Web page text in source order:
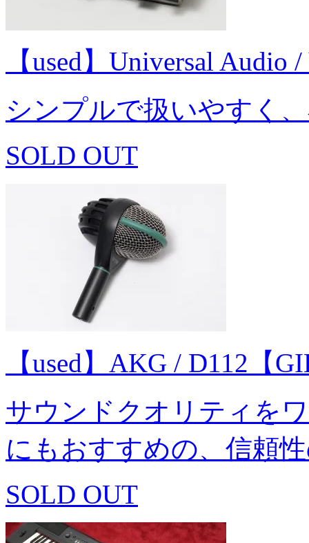
【used】Universal
シンプルで扱いやすく
SOLD OUT
【used】AKG / D112【
サウンドクオリティを
にもおすすめの、信頼
SOLD OUT